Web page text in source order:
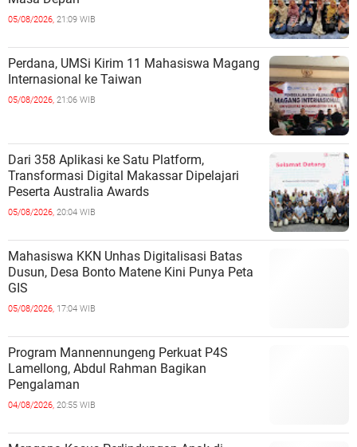
05/08/2026, 21:09 WIB
Perdana, UMSi Kirim 11 Mahasiswa Magang
Internasional ke Taiwan
05/08/2026, 21:06 WIB
Dari 358 Aplikasi ke Satu Platform,
Transformasi Digital Makassar Dipelajari
Peserta Australia Awards
05/08/2026, 20:04 WIB
Mahasiswa KKN Unhas Digitalisasi Batas
Dusun, Desa Bonto Matene Kini Punya Peta
GIS
05/08/2026, 17:04 WIB
Program Mannennungeng Perkuat P4S
Lamellong, Abdul Rahman Bagikan
Pengalaman
04/08/2026, 20:55 WIB